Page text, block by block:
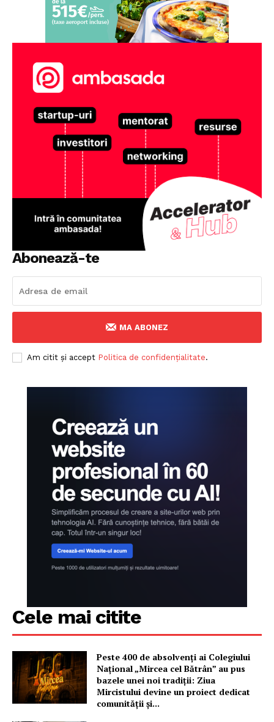
Politica cookie-uri
Politica de Confidențialitate
Publicitate
Abonează-te
MA ABONEZ
Am citit și accept Politica de confidențialitate.
Cele mai citite
Peste 400 de absolvenți ai Colegiului
Național „Mircea cel Bătrân” au pus
bazele unei noi tradiții: Ziua
Mircistului devine un proiect dedicat
comunității și...